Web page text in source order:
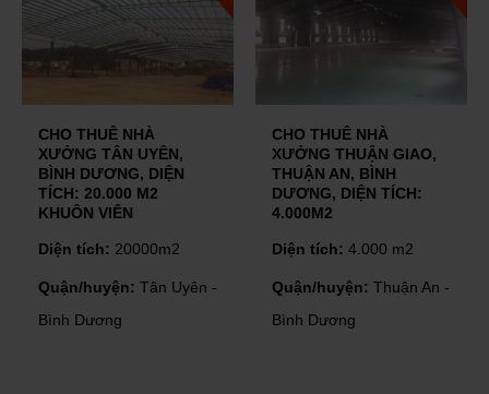
CHO THUÊ NHÀ
XƯỞNG TÂN UYÊN,
BÌNH DƯƠNG, DIỆN
TÍCH: 20.000 M2
KHUÔN VIÊN
Diện tích: 20000m2
Quận/huyện: Tân Uyên -
Bình Dương
CHO THUÊ NHÀ
XƯỞNG THUẬN GIAO,
THUẬN AN, BÌNH
DƯƠNG, DIỆN TÍCH:
4.000M2
Diện tích: 4.000 m2
Quận/huyện: Thuận An -
Bình Dương